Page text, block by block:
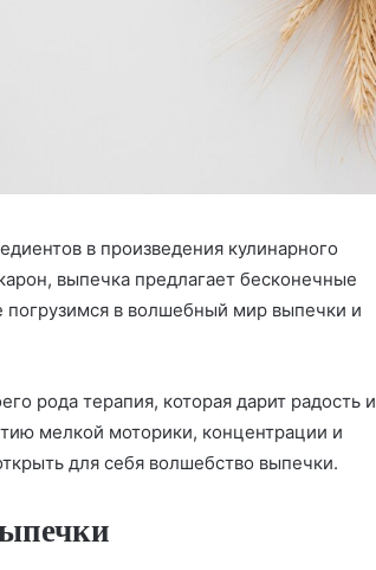
в произведения кулинарного
выпечка предлагает бесконечные
погрузимся в волшебный мир выпечки и
рода терапия, которая дарит радость и
мелкой моторики, концентрации и
для себя волшебство выпечки.